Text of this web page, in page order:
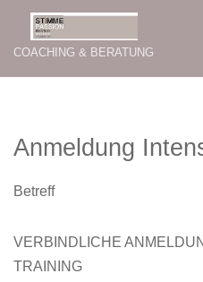
Zum
Inhalt
COACHING & BERATUNG
Anmeldung
Betreff
VERBINDLICHE
TRAINING